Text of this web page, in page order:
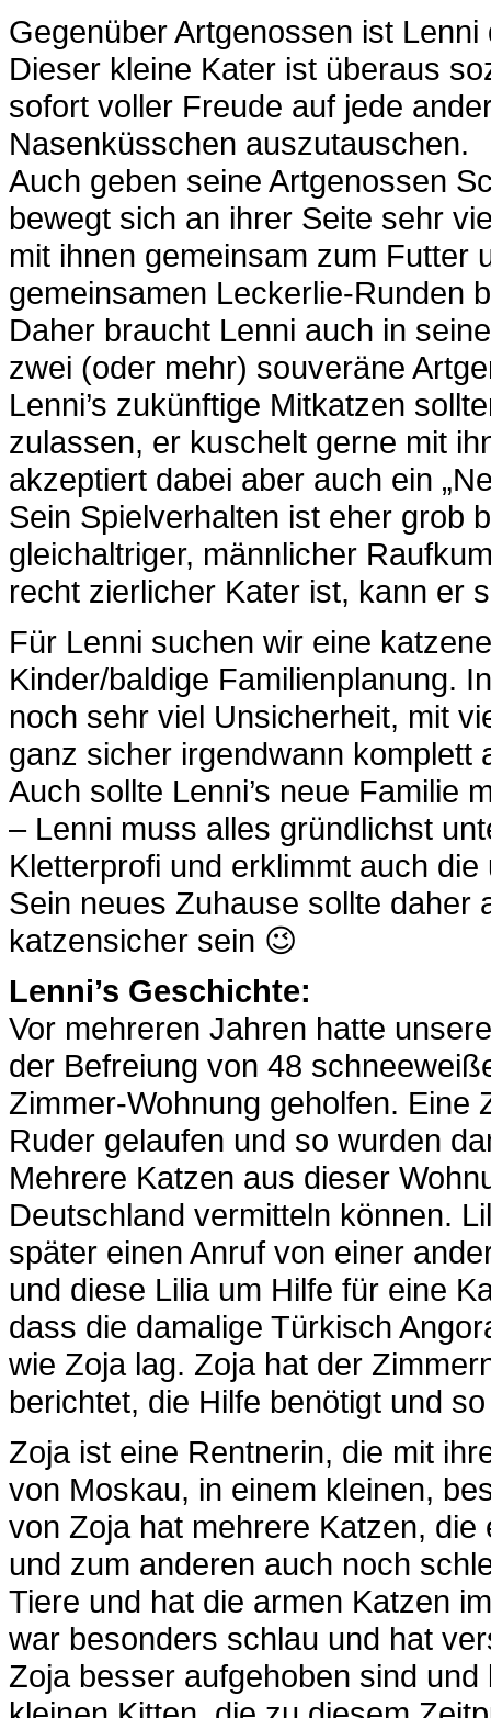
Gegenüber Artgenossen ist
Dieser kleine Kater ist überaus
sofort voller Freude auf jede
Nasenküsschen auszutauschen.
Auch geben seine Artgenossen
bewegt sich an ihrer Seite sehr
mit ihnen gemeinsam zum Futter
gemeinsamen Leckerlie-Runden
Daher braucht Lenni auch in
zwei (oder mehr) souveräne
Lenni’s zukünftige Mitkatzen
zulassen, er kuschelt gerne mit
akzeptiert dabei aber auch ein
Sein Spielverhalten ist eher grob
gleichaltriger, männlicher
recht zierlicher Kater ist, kann er
Für Lenni suchen wir eine
Kinder/baldige Familienplanung.
noch sehr viel Unsicherheit, mit
ganz sicher irgendwann komplett
Auch sollte Lenni’s neue Familie
– Lenni muss alles gründlichst
Kletterprofi und erklimmt auch
Sein neues Zuhause sollte daher
katzensicher sein 😉
Lenni’s Geschichte:
Vor mehreren Jahren hatte
der Befreiung von 48
Zimmer-Wohnung geholfen. Eine
Ruder gelaufen und so wurden
Mehrere Katzen aus dieser
Deutschland vermitteln können.
später einen Anruf von einer
und diese Lilia um Hilfe für eine
dass die damalige Türkisch
wie Zoja lag. Zoja hat der
berichtet, die Hilfe benötigt und
Zoja ist eine Rentnerin, die mit
von Moskau, in einem kleinen,
von Zoja hat mehrere Katzen,
und zum anderen auch noch
Tiere und hat die armen Katzen
war besonders schlau und hat
Zoja besser aufgehoben sind